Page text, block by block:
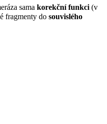
sama korekční funkci(v
fragmenty do souvislého